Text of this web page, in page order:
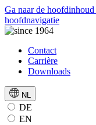
Ga naar de hoofdinhoud
hoofdnavigatie
Contact
Carrière
Downloads
NL
DE
EN